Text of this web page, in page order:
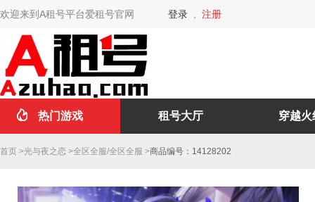
欢迎来到A租号平台爱租号官网 登录 注册
热门游戏 租号大厅 穿越火
首页 >光与夜之恋 >全区全服/全区全服 >商品编号：14128202